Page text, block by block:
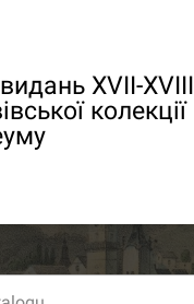
XVII-XVIII
колекції